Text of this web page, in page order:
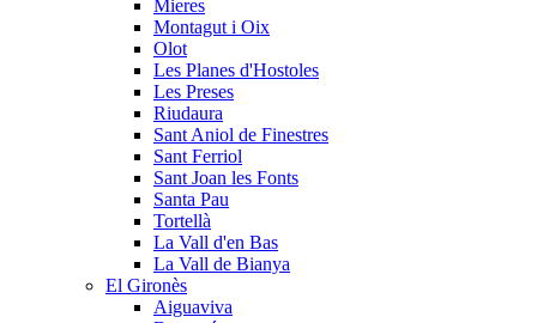
Mieres
Montagut i Oix
Olot
Les Planes d'Hostoles
Les Preses
Riudaura
Sant Aniol de Finestres
Sant Ferriol
Sant Joan les Fonts
Santa Pau
Tortellà
La Vall d'en Bas
La Vall de Bianya
El Gironès
Aiguaviva